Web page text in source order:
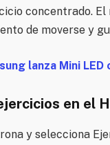
concentrado.
de moverse y
lanza Mini
en el
y selecciona